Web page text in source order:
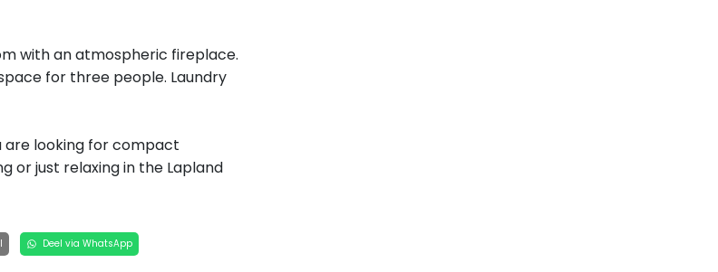
with an atmospheric fireplace.
for three people. Laundry
are looking for compact
or just relaxing in the Lapland
Deel via WhatsApp